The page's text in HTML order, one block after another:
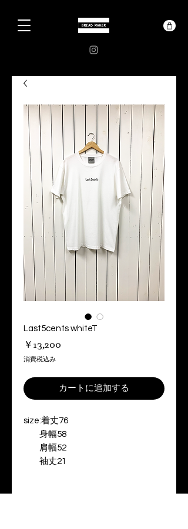
Last5cents whiteT
￥13,200
消費税込み
カートに追加する
size:着丈76
身幅58
肩幅52
袖丈21